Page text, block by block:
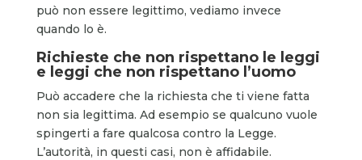
può non essere legittimo, vediamo invece
quando lo è.
Richieste che non rispettano le leggi
e leggi che non rispettano l’uomo
Può accadere che la richiesta che ti viene fatta
non sia legittima. Ad esempio se qualcuno vuole
spingerti a fare qualcosa contro la Legge.
L’autorità, in questi casi, non è affidabile.